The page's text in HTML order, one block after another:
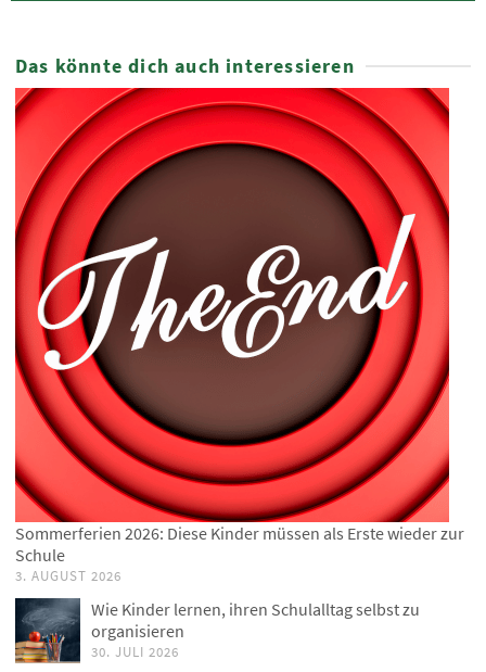
Das könnte dich auch interessieren
Sommerferien 2026: Diese Kinder müssen als Erste wieder zur
Schule
3. AUGUST 2026
Wie Kinder lernen, ihren Schulalltag selbst zu
organisieren
30. JULI 2026